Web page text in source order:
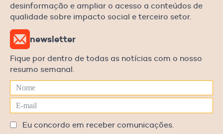
desinformação e ampliar o acesso a conteúdos de
qualidade sobre impacto social e terceiro setor.
newsletter
Fique por dentro de todas as notícias com o nosso
resumo semanal.
Eu concordo em receber comunicações.